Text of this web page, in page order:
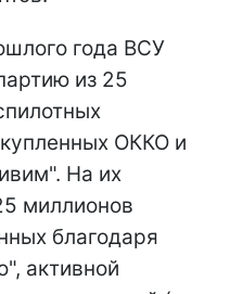
года ВСУ
из 25
ОККО и
На их
миллионов
благодаря
активной